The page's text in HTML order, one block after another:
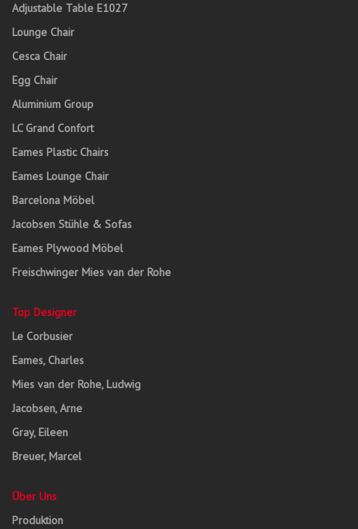
Adjustable Table E1027
Lounge Chair
Cesca Chair
Egg Chair
Aluminium Group
LC Grand Confort
Eames Plastic Chairs
Eames Lounge Chair
Barcelona Möbel
Jacobsen Stühle & Sofas
Eames Plywood Möbel
Freischwinger Mies van der Rohe
Top Designer
Le Corbusier
Eames, Charles
Mies van der Rohe, Ludwig
Jacobsen, Arne
Gray, Eileen
Breuer, Marcel
Über Uns
Produktion